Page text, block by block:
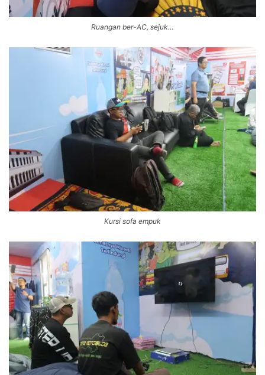
Ruangan ber-AC, sejuk…
Kursi sofa empuk